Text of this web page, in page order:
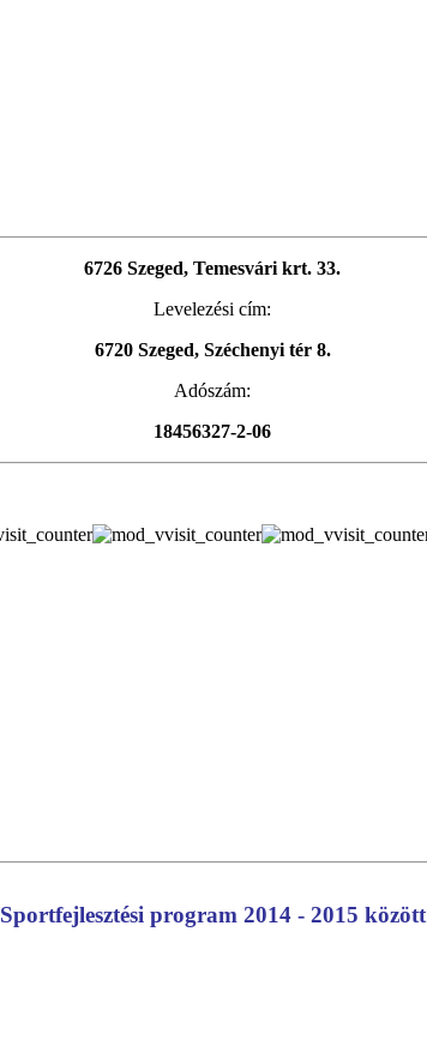
6726 Szeged, Temesvári krt. 33.
Levelezési cím:
6720 Szeged, Széchenyi tér 8.
Adószám:
18456327-2-06
Sportfejlesztési program 2014 - 2015 között